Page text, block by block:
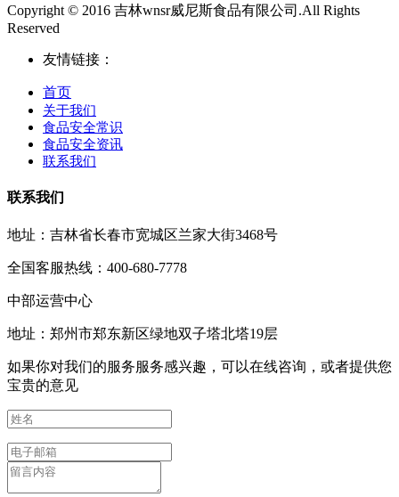
Copyright © 2016 吉林wnsr威尼斯食品有限公司.All Rights
Reserved
友情链接：
首页
关于我们
食品安全常识
食品安全资讯
联系我们
联系我们
地址：吉林省长春市宽城区兰家大街3468号
全国客服热线：400-680-7778
中部运营中心
地址：郑州市郑东新区绿地双子塔北塔19层
如果你对我们的服务服务感兴趣，可以在线咨询，或者提供您
宝贵的意见